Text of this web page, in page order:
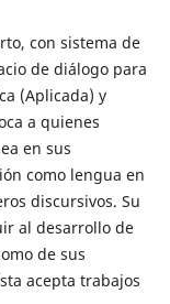
con sistema de
de diálogo para
(Aplicada) y
a quienes
en sus
como lengua en
discursivos. Su
al desarrollo de
de sus
acepta trabajos